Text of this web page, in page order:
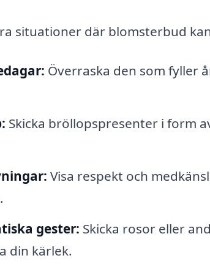
situationer där blomsterbud
Överraska den som fyller
Skicka bröllopspresenter i form
Visa respekt och
gester: Skicka rosor eller
din kärlek.